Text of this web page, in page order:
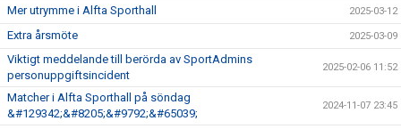
Mer utrymme i Alfta Sporthall 2025-03-12
Extra årsmöte 2025-03-09
Viktigt meddelande till berörda av SportAdmins
personuppgiftsincident
2025-02-06 11:52
Matcher i Alfta Sporthall på söndag
&#129342;&#8205;&#9792;&#65039;
2024-11-07 23:45